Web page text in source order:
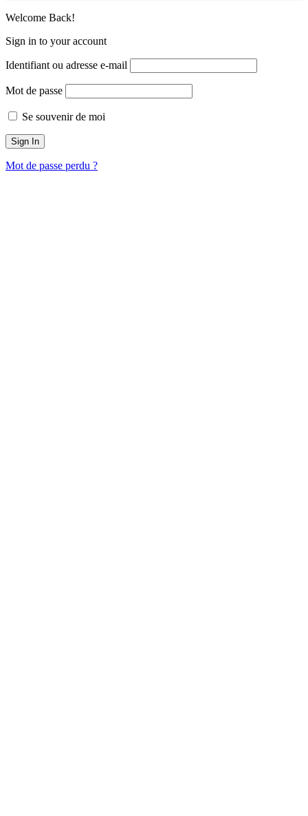
Welcome Back!
Sign in to your account
Identifiant ou adresse e-mail
Mot de passe
Se souvenir de moi
Mot de passe perdu ?